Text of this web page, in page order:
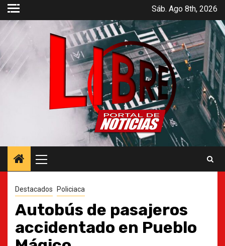
Saltar
contenido
Sáb. Ago 8th, 2026
principal
Destacados Policiaca
Autobús de pasajeros
accidentado en Pueblo